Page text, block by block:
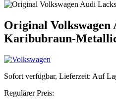
Original Volkswagen
Karibubraun-
Sofort verfügbar, Lieferzeit: Auf
Regulärer Preis: